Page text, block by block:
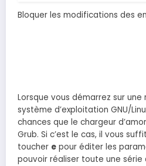
Bloquer les modifications des
Lorsque vous démarrez sur
système d’exploitation GNU/
chances que le chargeur
Grub. Si c’est le cas, il vous
toucher e pour éditer les
pouvoir réaliser toute une série